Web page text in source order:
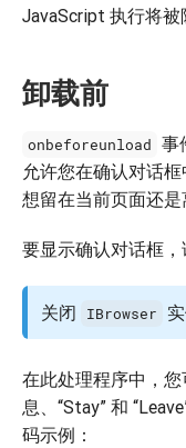
JavaScript 执行将被
卸载前
onbeforeunload 事
允许您在确认对话
想留在当前页面还是
要显示确认对话框，
关闭 IBrowser
在此处理程序中，
息、“Stay” 和
码示例：